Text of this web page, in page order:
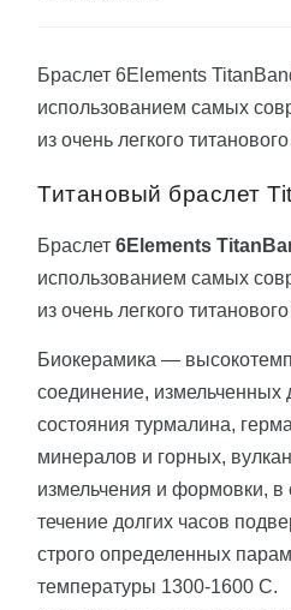
Браслет 6Elements
использованием самых
из очень легкого
Титановый браслет
Браслет 6Elements
использованием самых
из очень легкого
Биокерамика —
соединение, измельченных
состояния турмалина,
минералов и горных,
измельчения и формовки, в
течение долгих часов
строго определенных
температуры 1300-1600 С.